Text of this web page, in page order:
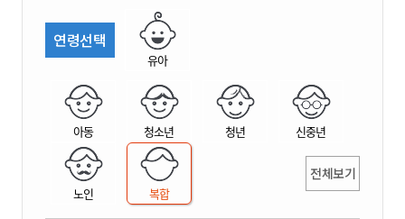
연령선택
유아
아동 청소년 청년 신중년
노인 복합
전체보기